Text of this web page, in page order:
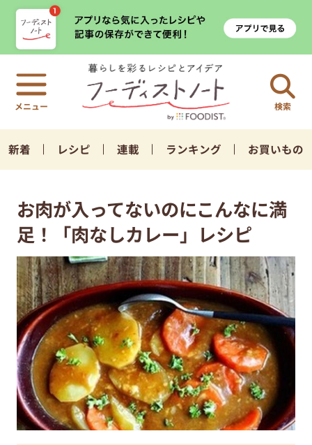
検索
新着 レシピ 連載 ランキング お買いもの
お肉が入ってないのにこんなに満
足！「肉なしカレー」レシピ